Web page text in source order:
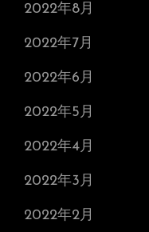
2022年8月
2022年7月
2022年6月
2022年5月
2022年4月
2022年3月
2022年2月